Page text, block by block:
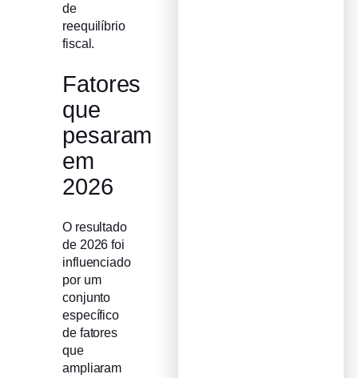
de
reequilíbrio
fiscal.
Fatores
que
pesaram
em
2026
O resultado
de 2026 foi
influenciado
por um
conjunto
específico
de fatores
que
ampliaram